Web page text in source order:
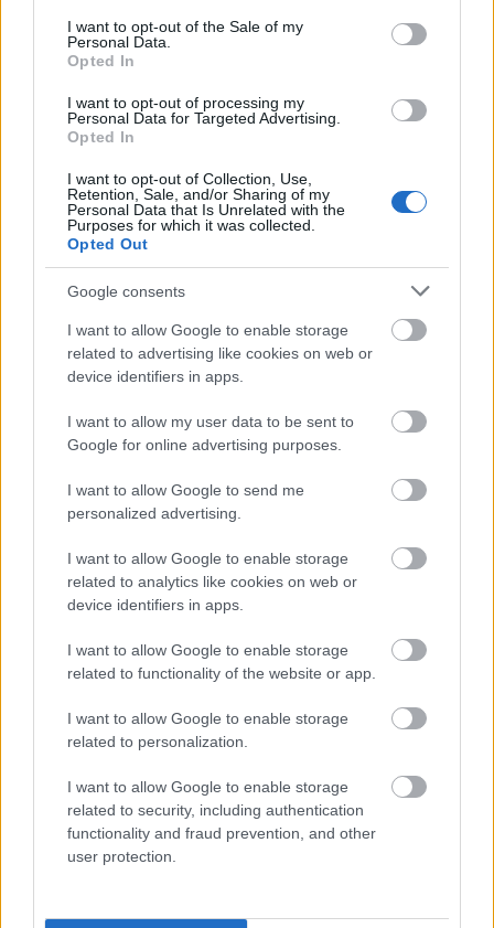
consent section.
I want to opt-out of the Sale of my
Personal Data.
Opted In
I want to opt-out of processing my
Personal Data for Targeted Advertising.
Opted In
I want to opt-out of Collection, Use,
Retention, Sale, and/or Sharing of my
Personal Data that Is Unrelated with the
Purposes for which it was collected.
Opted Out
Google consents
I want to allow Google to enable storage
related to advertising like cookies on web or
device identifiers in apps.
I want to allow my user data to be sent to
Google for online advertising purposes.
I want to allow Google to send me
personalized advertising.
I want to allow Google to enable storage
related to analytics like cookies on web or
device identifiers in apps.
I want to allow Google to enable storage
related to functionality of the website or app.
I want to allow Google to enable storage
related to personalization.
I want to allow Google to enable storage
related to security, including authentication
functionality and fraud prevention, and other
user protection.
Zenekar Báthori Lóránt vezényletével.
Az előadássorozat apropóját az adta, hogy
2015 áprilisában Szörényi Levente töltötte
be, Bródy János pedig 2016 áprilisában tölti
majd be a 70. életévét. A produkció a 2015-
ben az ország hét sportcsarnokába jutott el,
több városban dupla előadással.
Musical a király
VECSEI H. MIKLÓS A ZSÁMBÉKI NYÁRI
SZÍNHÁZRÓL